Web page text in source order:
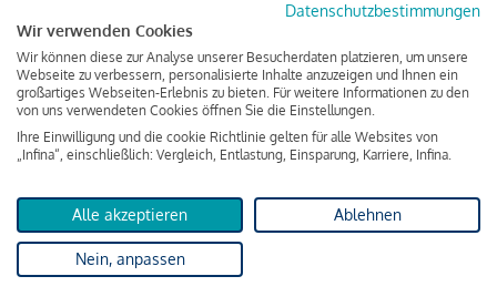
Zu zahlender Gesamtbetrag
Kreditvermittler
INFINA Credit
Broker GmbH
von 237.000 Euro ausgezahlt, um die Wohnung zu kaufen.
Darüber hinaus fallen aber noch einige Gebühren an (z. B. die
Grundbucheintragungsgebühr), sodass die Bank den
Datenschutzbestimmungen
Wir verwenden Cookies
Wir können diese zur Analyse unserer Besucherdaten platzieren, um unsere
Webseite zu verbessern, personalisierte Inhalte anzuzeigen und Ihnen ein
großartiges Webseiten-Erlebnis zu bieten. Für weitere Informationen zu den
von uns verwendeten Cookies öffnen Sie die Einstellungen.
Ihre Einwilligung und die cookie Richtlinie gelten für alle Websites von
„Infina“, einschließlich: Vergleich, Entlastung, Einsparung, Karriere, Infina.
Alle akzeptieren Ablehnen
Nein, anpassen